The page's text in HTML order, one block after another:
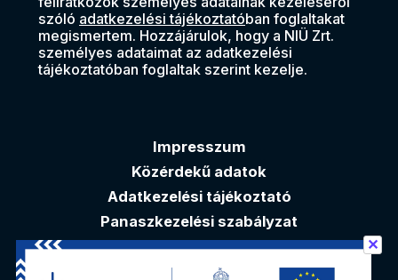
szóló adatkezelési tájékoztatóban foglaltakat
megismertem. Hozzájárulok, hogy a NIÜ Zrt.
személyes adataimat az adatkezelési
tájékoztatóban foglaltak szerint kezelje.
Impresszum
Közérdekű adatok
Adatkezelési tájékoztató
Panaszkezelési szabályzat
Akadálymentesítési nyilatkozat
✕